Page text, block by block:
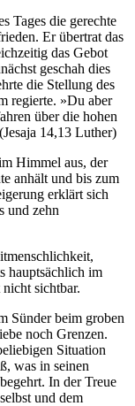
Tages die gerechte
Er übertrat das
das Gebot
geschah dies
die Stellung des
regierte. »Du aber
über die hohen
14,13 Luther)
Himmel aus, der
anhält und bis zum
erklärt sich
und zehn
hauptsächlich im
sichtbar.
Sünder beim groben
noch Grenzen.
Situation
was in seinen
In der Treue
und dem